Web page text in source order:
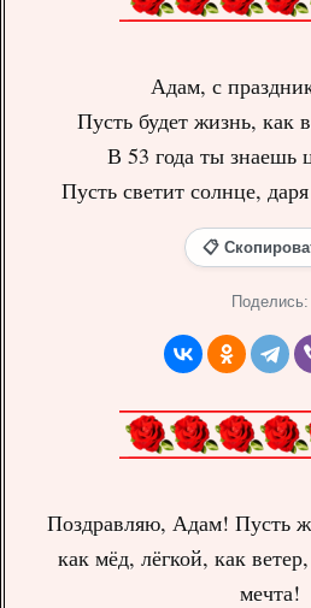
Адам, с
Пусть будет жизнь, как
В 53 года ты знаешь
Пусть светит солнце,
📋
Поделись:
Поздравляю, Адам! Пусть
как мёд, лёгкой, как
мечта!